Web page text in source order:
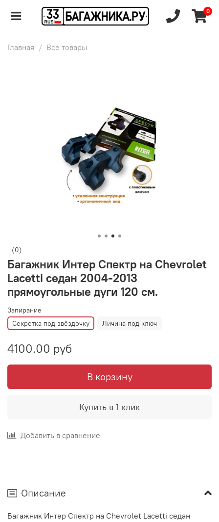
0
Главная Все товары
(0)
Багажник Интер Спектр на Chevrolet
Lacetti седан 2004-2013
прямоугольные дуги 120 см.
Запирание
Секретка под звёздочку
Личина под ключ
4100.00 руб
В корзину
Купить в 1 клик
Добавить в сравнение
Описание
Багажник Интер Спектр на Chevrolet Lacetti седан